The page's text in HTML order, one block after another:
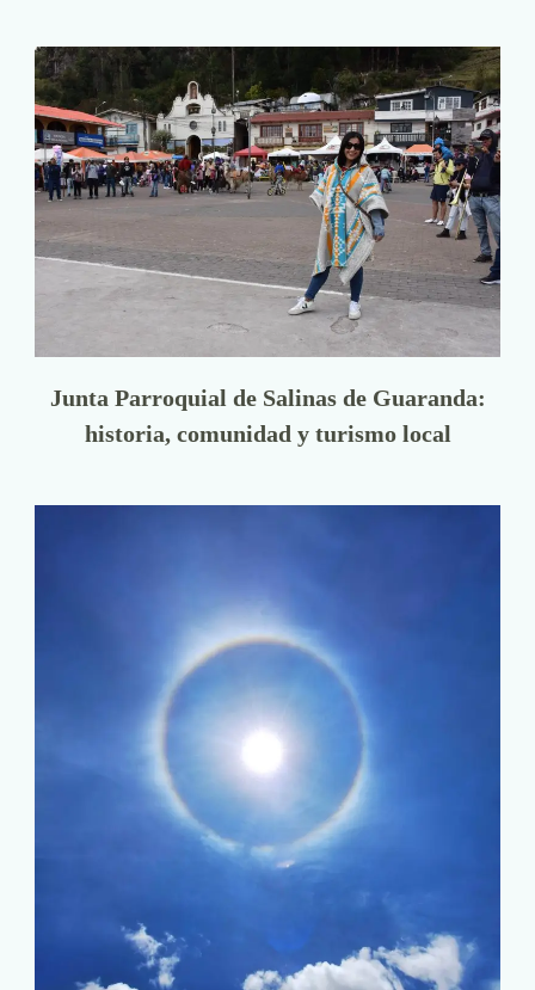
Junta Parroquial de Salinas de Guaranda:
historia, comunidad y turismo local